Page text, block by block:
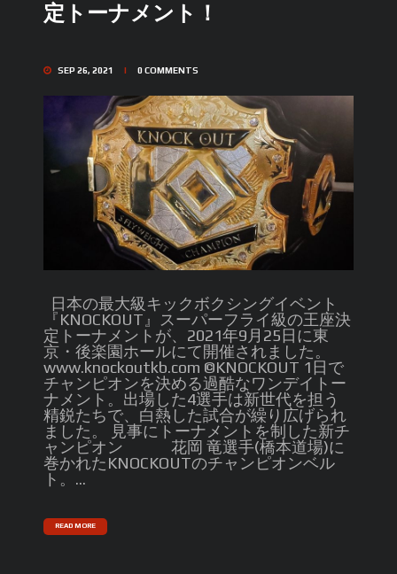
定トーナメント！
SEP 26, 2021 0COMMENTS
日本の最大級キックボクシングイベント
『KNOCKOUT』スーパーフライ級の王座決
定トーナメントが、2021年9月25日に東
京・後楽園ホールにて開催されました。
www.knockoutkb.com ©️KNOCKOUT 1日で
チャンピオンを決める過酷なワンデイトー
ナメント。出場した4選手は新世代を担う
精鋭たちで、白熱した試合が繰り広げられ
ました。 見事にトーナメントを制した新チ
ャンピオン 花岡 竜選手(橋本道場)に
巻かれたKNOCKOUTのチャンピオンベル
ト。...
READ MORE